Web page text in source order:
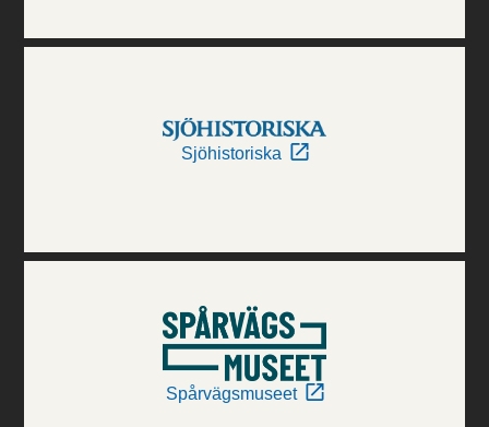
Sjöhistoriska
Spårvägsmuseet